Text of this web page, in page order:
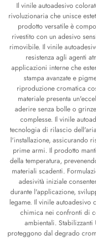
Il vinile autoadesivo
rivoluzionaria che unisce
prodotto versatile è
rivestito con un adesivo
rimovibile. Il vinile
resistenza agli agenti
applicazioni interne che
stampa avanzate e
riproduzione cromatica
materiale presenta
aderire senza bolle o
complesse. Il vinile
tecnologia di rilascio
l'installazione, assicurando
prime armi. Il prodotto
della temperatura,
materiali scadenti.
adesività iniziale
durante l'applicazione,
legame. Il vinile autoadesivo
chimica nei confronti di
ambientali.
proteggono dal degrado